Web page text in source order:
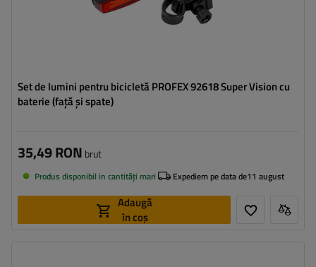
Set de lumini pentru bicicletă PROFEX 92618 Super Vision cu
baterie (față și spate)
35,49 RON brut
Produs disponibil in cantități mari Expediem pe data de11 august
Adaugă
în coș